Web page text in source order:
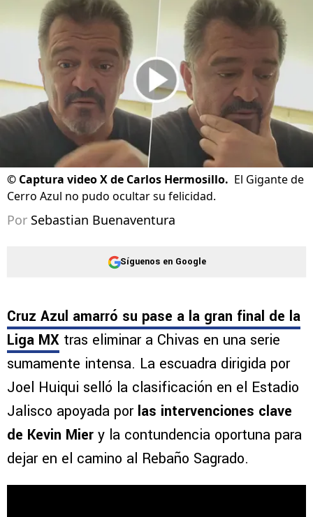
© Captura video X de Carlos Hermosillo. El Gigante de
Cerro Azul no pudo ocultar su felicidad.
Por Sebastian Buenaventura
Síguenos en Google
Cruz Azul amarró su pase a la gran final de la
Liga MX tras eliminar a Chivas en una serie
sumamente intensa. La escuadra dirigida por
Joel Huiqui selló la clasificación en el Estadio
Jalisco apoyada por las intervenciones clave
de Kevin Mier y la contundencia oportuna para
dejar en el camino al Rebaño Sagrado.